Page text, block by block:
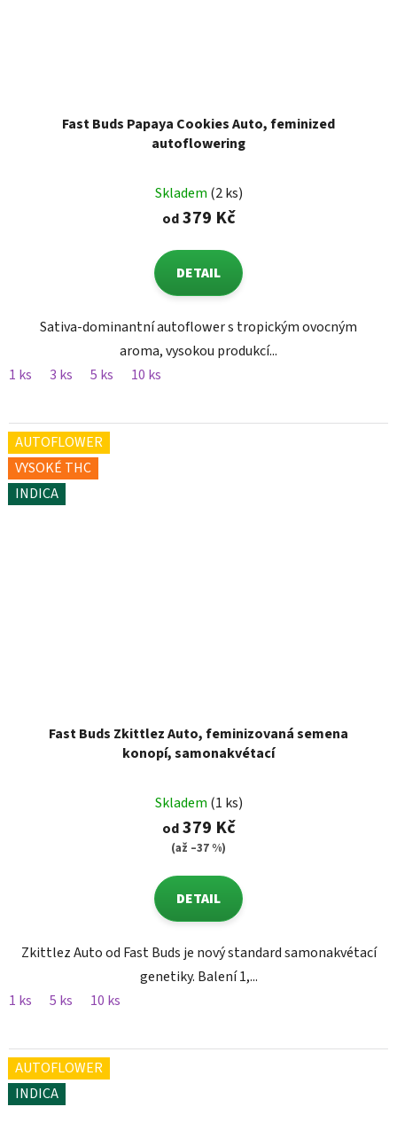
Fast Buds Papaya Cookies Auto, feminized
autoflowering
Skladem (2 ks)
od379 Kč
DETAIL
Sativa-dominantní autoflower s tropickým ovocným
aroma, vysokou produkcí...
1 ks
3 ks 5 ks 10 ks
AUTOFLOWER
VYSOKÉ THC
INDICA
Fast Buds Zkittlez Auto, feminizovaná semena
konopí, samonakvétací
Skladem (1 ks)
od379 Kč
(až –37 %)
DETAIL
Zkittlez Auto od Fast Buds je nový standard samonakvétací
genetiky. Balení 1,...
1 ks
5 ks 10 ks
AUTOFLOWER
INDICA